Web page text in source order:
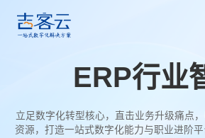
ERP行业
立足数字化转型核心，直击业务升级痛点
资源，打造一站式数字化能力与职业进阶